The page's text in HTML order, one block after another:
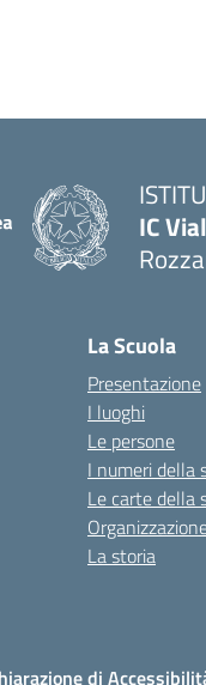
IC
La Scuola
Presentazione
I luoghi
Le persone
I numeri della
Le carte della
La storia
di